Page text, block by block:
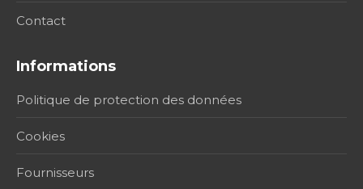
Contact
Informations
Politique de protection des données
Cookies
Fournisseurs